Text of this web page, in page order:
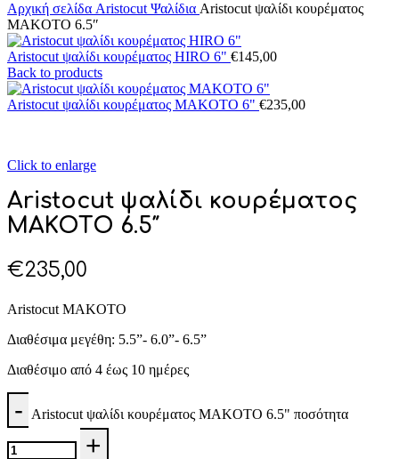
Αρχική σελίδα Aristocut Ψαλίδια Aristocut ψαλίδι κουρέματος
MAKOTO 6.5″
Aristocut ψαλίδι κουρέματος HIRO 6" €145,00
Back to products
Aristocut ψαλίδι κουρέματος MAKOTO 6" €235,00
Click to enlarge
Aristocut ψαλίδι κουρέματος
MAKOTO 6.5″
€235,00
Aristocut MAKOTO
Διαθέσιμα μεγέθη: 5.5”- 6.0”- 6.5”
Διαθέσιμο από 4 έως 10 ημέρες
Aristocut ψαλίδι κουρέματος MAKOTO 6.5" ποσότητα